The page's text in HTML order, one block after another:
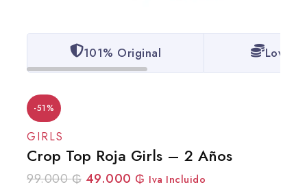
101% Original Lowest
-51%
GIRLS
Crop Top Roja Girls – 2 Años
99.000₲ 49.000 ₲ Iva Incluido